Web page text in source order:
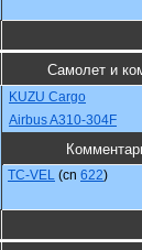
Самолет и
KUZU Cargo
Airbus A310-304F
TC-VEL (cn 622)